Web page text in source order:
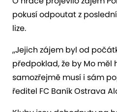
pokusí odpoutat z
lize.
„Jejich zájem byl od
předpoklad, že by Mo měl
samozřejmě musí i sám
ředitel FC Baník Ostrava